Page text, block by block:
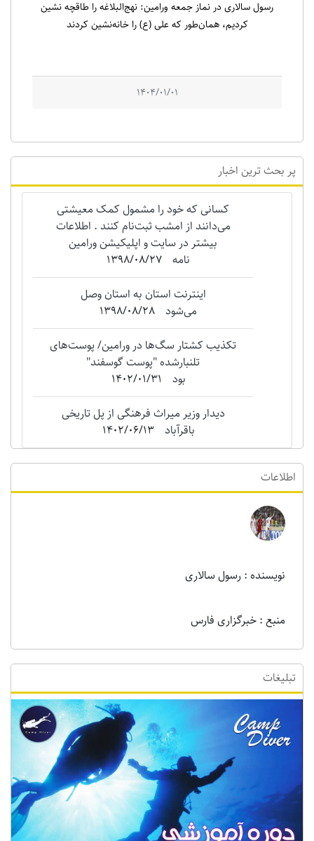
رسول سالاری در نماز جمعه ورامین: نهج‌البلاغه را طاقچه نشین
کردیم، همان‌طور که علی (ع) را خانه‌نشین کردند
1404/01/01
پر بحث ترین اخبار
کسانی که خود را مشمول کمک معیشتی
می‌دانند از امشب ثبت‌نام کنند . اطلاعات
بیشتر در سایت و اپلیکیشن ورامین
نامه 1398/08/27
اینترنت استان به استان وصل
می‌شود
1398/08/28
تکذیب کشتار سگ‌ها در ورامین/ پوست‌های
تلنبارشده "‌پوست گوسفند"
بود
1402/01/31
دیدار وزیر میراث فرهنگی از پل تاریخی
باقرآباد
1402/06/13
اطلاعات
نویسنده : رسول سالاری
منبع : خبرگزاری فارس
تبلیغات